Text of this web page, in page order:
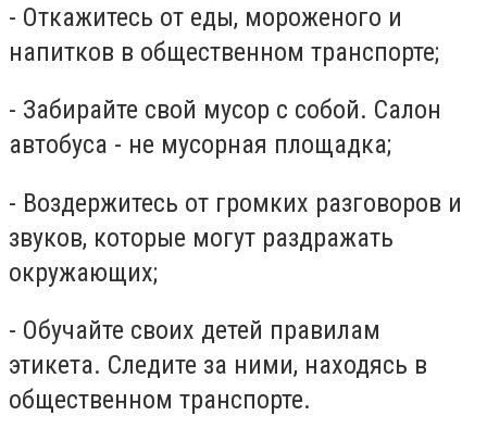
- Откажитесь от еды, мороженого и
напитков в общественном транспорте;
- Забирайте свой мусор с собой. Салон
автобуса - не мусорная площадка;
- Воздержитесь от громких разговоров и
звуков, которые могут раздражать
окружающих;
- Обучайте своих детей правилам
этикета. Следите за ними, находясь в
общественном транспорте.